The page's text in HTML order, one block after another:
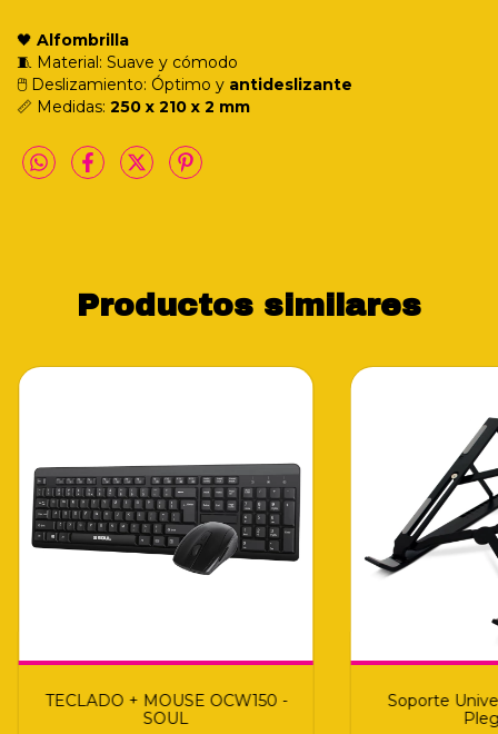
🖤 Alfombrilla
🧵 Material: Suave y cómodo
🖱️ Deslizamiento: Óptimo y antideslizante
📏 Medidas: 250 x 210 x 2 mm
Productos similares
TECLADO + MOUSE OCW150 -
SOUL
Soporte